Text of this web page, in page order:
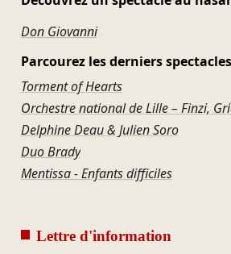
Don Giovanni
Parcourez les derniers
Torment of Hearts
Orchestre national de Lille – Finzi,
Delphine Deau & Julien Soro
Duo Brady
Mentissa - Enfants difficiles
Lettre d'information